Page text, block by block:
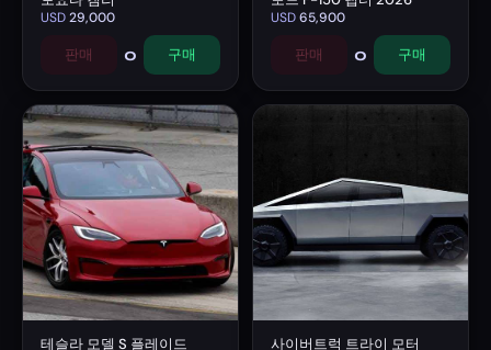
USD29,000
판매 0 구매
USD65,900
판매 0 구매
테슬라 모델 S 플레이드 사이버트럭 트라이 모터